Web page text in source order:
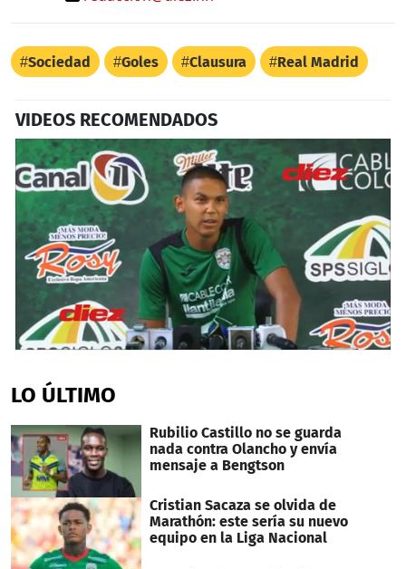
Sociedad Goles Clausura Real Madrid
VIDEOS RECOMENDADOS
of
2
24
seconds
LO ÚLTIMO
Rubilio Castillo no se guarda
nada contra Olancho y envía
mensaje a Bengtson
Cristian Sacaza se olvida de
Marathón: este sería su nuevo
equipo en la Liga Nacional